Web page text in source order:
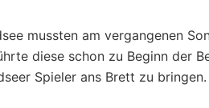
mussten am vergangenen
diese schon zu Beginn der
Spieler ans Brett zu bringen.